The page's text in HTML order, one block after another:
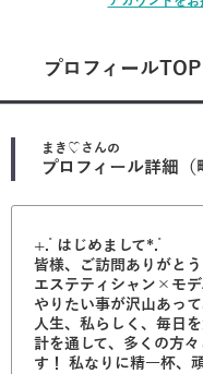
プロフィールTOP
まき♡ さんの
プロフィール詳細（
+.ﾟはじめまして*.ﾟ
皆様、ご訪問ありがと
エステティシャン×モ
やりたい事が沢山あっ
人生、私らしく、毎日
計を通して、多くの方
す！ 私なりに精一杯、